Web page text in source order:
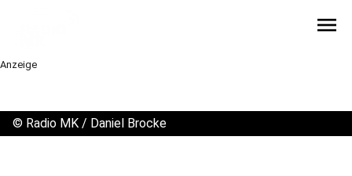
menu
Anzeige
© Radio MK / Daniel Brocke